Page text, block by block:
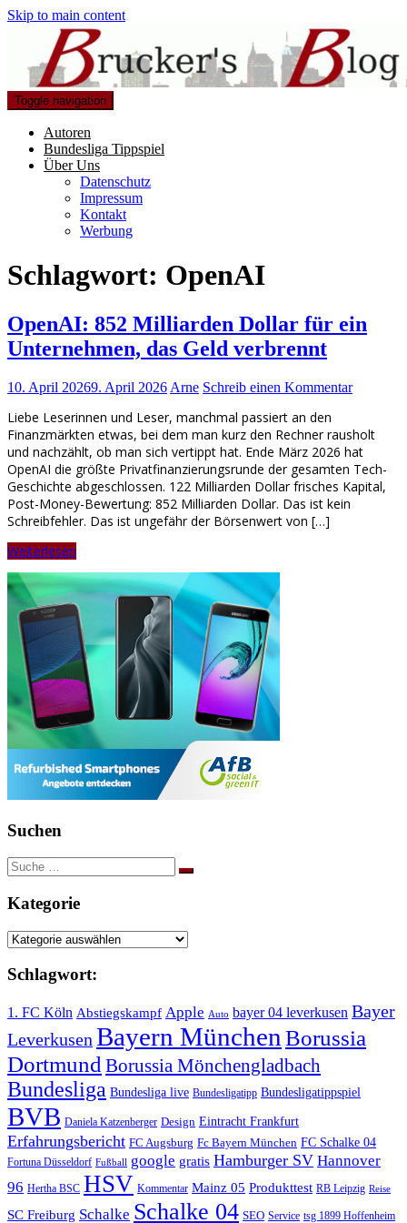
Skip to main content
Toggle navigation
Autoren
Bundesliga Tippspiel
Über Uns
Datenschutz
Impressum
Kontakt
Werbung
Schlagwort: OpenAI
OpenAI: 852 Milliarden Dollar für ein
Unternehmen, das Geld verbrennt
10. April 20269. April 2026 Arne Schreib einen Kommentar
Liebe Leserinnen und Leser, manchmal passiert an den
Finanzmärkten etwas, bei dem man kurz den Rechner rausholt
und nachzählt, ob man sich vertippt hat. Ende März 2026 hat
OpenAI die größte Privatfinanzierungsrunde der gesamten Tech-
Geschichte abgeschlossen. 122 Milliarden Dollar frisches Kapital,
Post-Money-Bewertung: 852 Milliarden Dollar. Das ist kein
Schreibfehler. Das ist ungefähr der Börsenwert von […]
Weiterlesen
Suchen
Suche
nach:
Kategorie
Kategorie
Schlagwort:
1. FC Köln Abstiegskampf Apple Auto bayer 04 leverkusen Bayer
Leverkusen Bayern München Borussia
Dortmund Borussia Mönchengladbach
Bundesliga Bundesliga live Bundesligatipp Bundesligatippspiel
BVB Daniela Katzenberger Design Eintracht Frankfurt
Erfahrungsbericht FC Augsburg Fc Bayern München FC Schalke 04
Fortuna Düsseldorf Fußball google gratis Hamburger SV Hannover
96 Hertha BSC HSV Kommentar Mainz 05 Produkttest RB Leipzig Reise
SC Freiburg Schalke Schalke 04 SEO Service tsg 1899 Hoffenheim